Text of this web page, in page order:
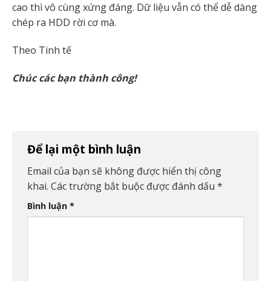
cao thì vô cùng xứng đáng. Dữ liệu vẫn có thể dễ dàng
chép ra HDD rời cơ mà.
Theo Tinh tế
Chúc các bạn thành công!
Để lại một bình luận
Email của bạn sẽ không được hiển thị công
khai. Các trường bắt buộc được đánh dấu *
Bình luận *